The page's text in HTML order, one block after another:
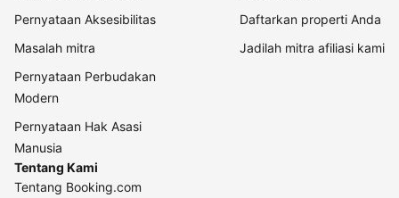
Pernyataan Aksesibilitas
Masalah mitra
Pernyataan Perbudakan
Modern
Pernyataan Hak Asasi
Manusia
Daftarkan properti Anda
Jadilah mitra afiliasi kami
Tentang Kami
Tentang Booking.com